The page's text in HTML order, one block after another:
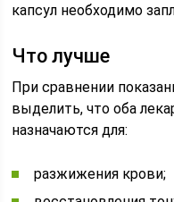
капсул необходимо
Что лучше
При сравнении
выделить, что оба
назначаются для:
разжижения крови;